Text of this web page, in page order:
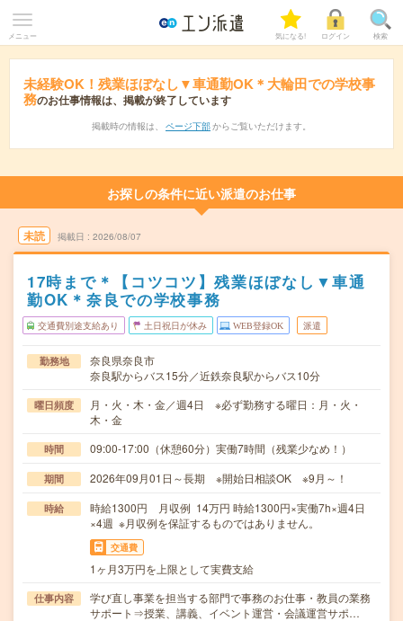
メニュー 気になる! ログイン 検索
未経験OK！残業ほぼなし▼車通勤OK＊大輪田での学校事
務のお仕事情報は、掲載が終了しています
掲載時の情報は、 ページ下部 からご覧いただけます。
お探しの条件に近い派遣のお仕事
未読 掲載日 2026/08/07
17時まで＊【コツコツ】残業ほぼなし▼車通
勤OK＊奈良での学校事務
交通費別途支給あり 土日祝日が休み WEB登録OK 派遣
勤務地
奈良県奈良市
奈良駅からバス15分／近鉄奈良駅からバス10分
曜日頻度
月・火・木・金／週4日 ※必ず勤務する曜日：月・火・
木・金
時間 09:00-17:00（休憩60分）実働7時間（残業少なめ！）
期間 2026年09月01日～長期 ※開始日相談OK ※9月～！
時給
時給1300円 月収例 14万円 時給1300円×実働7h×週4日
×4週 ※月収例を保証するものではありません。
交通費
1ヶ月3万円を上限として実費支給
仕事内容
学び直し事業を担当する部門で事務のお仕事・教員の業務
サポート⇒授業、講義、イベント運営・会議運営サポ…